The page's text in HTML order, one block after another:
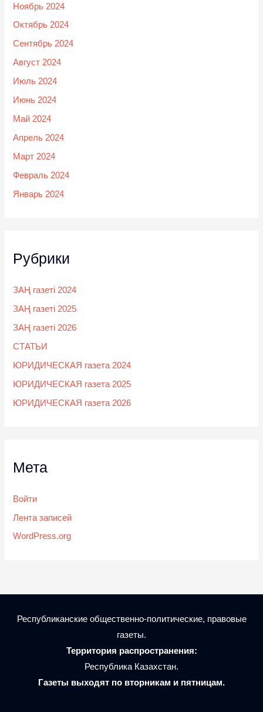
Ноябрь 2024
Октябрь 2024
Сентябрь 2024
Август 2024
Июль 2024
Июнь 2024
Май 2024
Апрель 2024
Март 2024
Февраль 2024
Январь 2024
Рубрики
ЗАҢ газеті 2024
ЗАҢ газеті 2025
ЗАҢ газеті 2026
СТАТЬИ
ЮРИДИЧЕСКАЯ газета 2024
ЮРИДИЧЕСКАЯ газета 2025
ЮРИДИЧЕСКАЯ газета 2026
Мета
Войти
Лента записей
WordPress.org
Республиканские общественно-политические, правовые
газеты.
Территория распространения:
Республика Казахстан.
Газеты выходят по вторникам и пятницам.